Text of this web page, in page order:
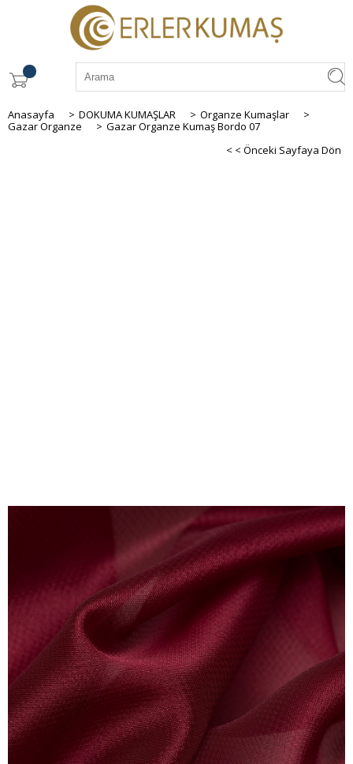
Anasayfa > DOKUMA KUMAŞLAR > Organze Kumaşlar
>
Gazar Organze
> Gazar Organze Kumaş Bordo 07
< < Önceki Sayfaya Dön